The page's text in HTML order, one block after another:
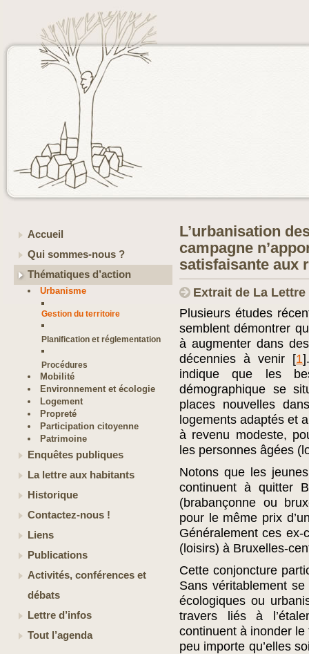
Accueil
Qui sommes-nous ?
Thématiques d’action
Urbanisme
Gestion du territoire
Planification et réglementation
Procédures
Mobilité
Environnement et écologie
Logement
Propreté
Participation citoyenne
Patrimoine
Enquêtes publiques
La lettre aux habitants
Historique
Contactez-nous !
Liens
Publications
Activités, conférences et
débats
Lettre d’infos
Tout l’agenda
L’urbanisation
campagne
satisfaisante aux
Extrait de La Lettre
Plusieurs études
semblent démontrer
à augmenter dans
décennies à venir [1]
indique que les
démographique se
places nouvelles
logements adaptés et
à revenu modeste,
les personnes âgées
Notons que les
continuent à quitter
(brabançonne ou
pour le même prix
Généralement ces
(loisirs) à Bruxelles-
Cette conjoncture
Sans véritablement
écologiques ou
travers liés à
continuent à inonder
peu importe qu’elles